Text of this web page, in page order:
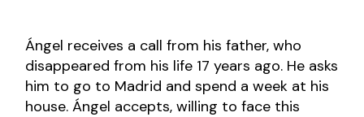
Ángel receives a call from his father, who
disappeared from his life 17 years ago. He asks
him to go to Madrid and spend a week at his
house. Ángel accepts, willing to face this